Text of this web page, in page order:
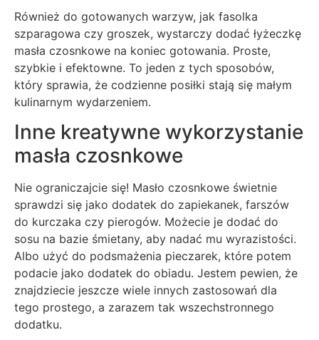
Również do gotowanych warzyw, jak fasolka
szparagowa czy groszek, wystarczy dodać łyżeczkę
masła czosnkowe na koniec gotowania. Proste,
szybkie i efektowne. To jeden z tych sposobów,
który sprawia, że codzienne posiłki stają się małym
kulinarnym wydarzeniem.
Inne kreatywne wykorzystanie
masła czosnkowe
Nie ograniczajcie się! Masło czosnkowe świetnie
sprawdzi się jako dodatek do zapiekanek, farszów
do kurczaka czy pierogów. Możecie je dodać do
sosu na bazie śmietany, aby nadać mu wyrazistości.
Albo użyć do podsmażenia pieczarek, które potem
podacie jako dodatek do obiadu. Jestem pewien, że
znajdziecie jeszcze wiele innych zastosowań dla
tego prostego, a zarazem tak wszechstronnego
dodatku.